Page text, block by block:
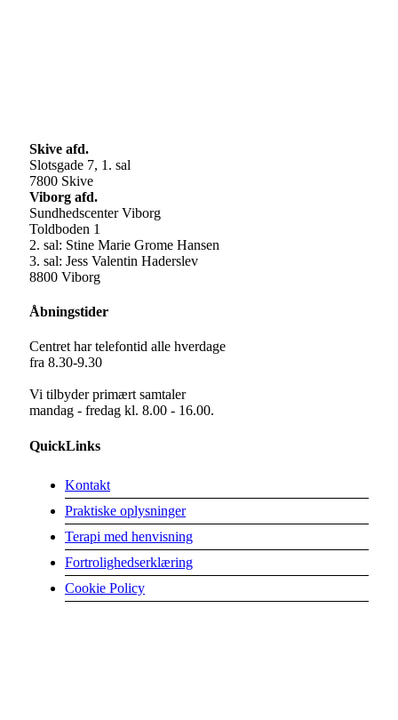
Skive afd.
Slotsgade 7, 1. sal
7800 Skive
Viborg afd.
Sundhedscenter Viborg
Toldboden 1
2. sal: Stine Marie Grome Hansen
3. sal: Jess Valentin Haderslev
8800 Viborg
Åbningstider
Centret har telefontid alle hverdage
fra 8.30-9.30
Vi tilbyder primært samtaler
mandag - fredag kl. 8.00 - 16.00.
QuickLinks
Kontakt
Praktiske oplysninger
Terapi med henvisning
Fortrolighedserklæring
Cookie Policy